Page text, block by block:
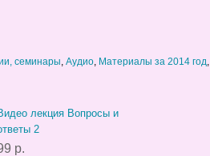
семинары, Аудио, Материалы за 2014 год,
лекция Вопросы и
2
р.